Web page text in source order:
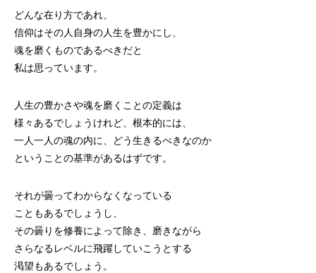
どんな在り方であれ、
信仰はその人自身の人生を豊かにし、
魂を磨くものであるべきだと
私は思っています。
人生の豊かさや魂を磨くことの定義は
様々あるでしょうけれど、根本的には、
一人一人の魂の内に、どう生きるべきなのか
ということの基準があるはずです。
それが曇ってわからなくなっている
こともあるでしょうし、
その曇りを修養によって除き、磨きながら
さらなるレベルに飛躍していこうとする
渇望もあるでしょう。